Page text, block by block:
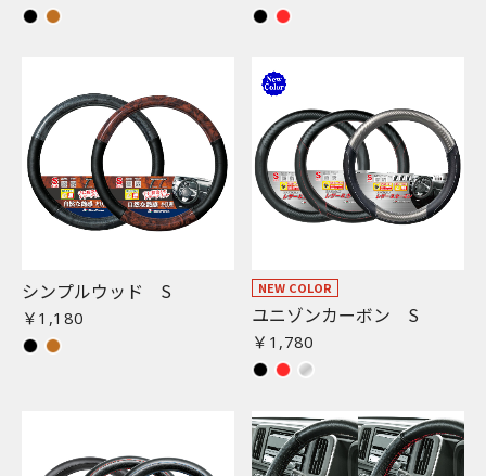
シンプルウッド S
￥1,180
NEW COLOR
ユニゾンカーボン S
￥1,780